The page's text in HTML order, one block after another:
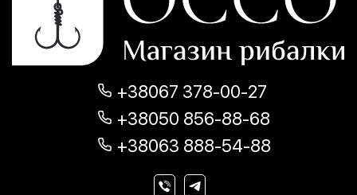
+38067 378-00-27
+38050 856-88-68
+38063 888-54-88